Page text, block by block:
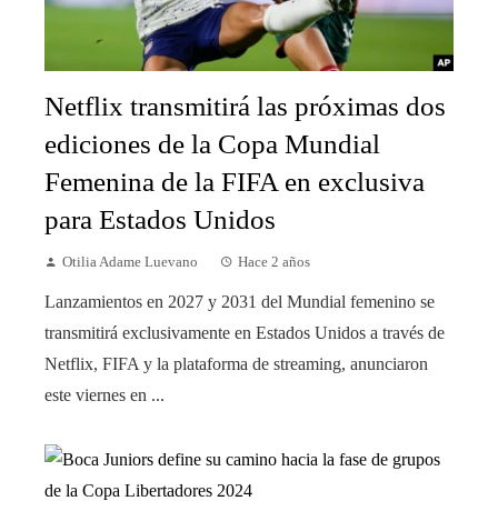
Netflix transmitirá las próximas dos
ediciones de la Copa Mundial
Femenina de la FIFA en exclusiva
para Estados Unidos
Otilia Adame Luevano Hace 2 años
Lanzamientos en 2027 y 2031 del Mundial femenino se
transmitirá exclusivamente en Estados Unidos a través de
Netflix, FIFA y la plataforma de streaming, anunciaron
este viernes en ...